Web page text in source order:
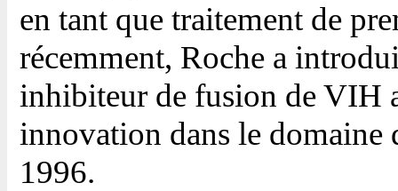
en tant que traitement de
récemment, Roche a
inhibiteur de fusion de VIH
innovation dans le domaine
1996.